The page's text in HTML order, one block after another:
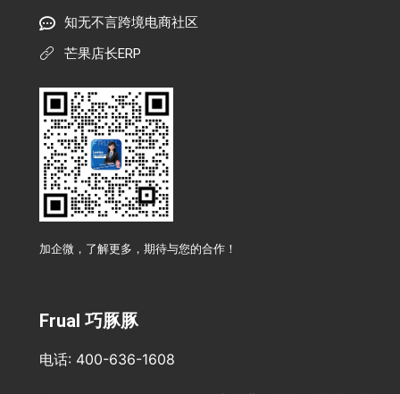
知无不言跨境电商社区
芒果店长ERP
加企微，了解更多，期待与您的合作！
Frual 巧豚豚
电话: 400-636-1608